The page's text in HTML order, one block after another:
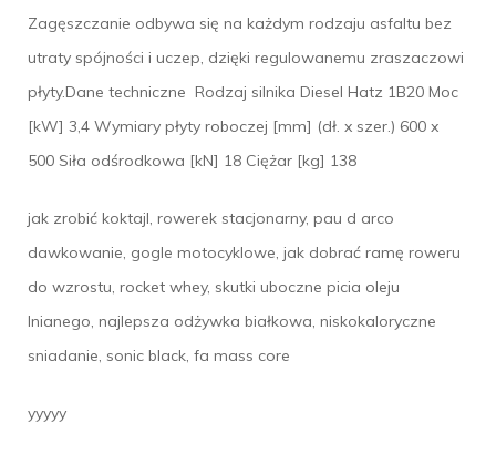
Zagęszczanie odbywa się na każdym rodzaju asfaltu bez
utraty spójności i uczep, dzięki regulowanemu zraszaczowi
płyty.Dane techniczne Rodzaj silnika Diesel Hatz 1B20 Moc
[kW] 3,4 Wymiary płyty roboczej [mm] (dł. x szer.) 600 x
500 Siła odśrodkowa [kN] 18 Ciężar [kg] 138
jak zrobić koktajl, rowerek stacjonarny, pau d arco
dawkowanie, gogle motocyklowe, jak dobrać ramę roweru
do wzrostu, rocket whey, skutki uboczne picia oleju
lnianego, najlepsza odżywka białkowa, niskokaloryczne
sniadanie, sonic black, fa mass core
yyyyy